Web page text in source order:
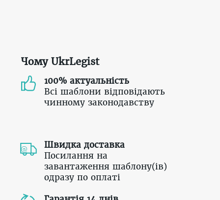
Чому UkrLegist
100% актуальність
Всі шаблони відповідають
чинному законодавству
Швидка доставка
Посилання на
завантаження шаблону(ів)
одразу по оплаті